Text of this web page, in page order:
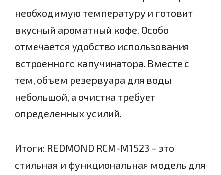
необходимую температуру и готовит
вкусный ароматный кофе. Особо
отмечается удобство использования
встроенного капучинатора. Вместе с
тем, объем резервуара для воды
небольшой, а очистка требует
определенных усилий.
Итоги: REDMOND RCM-M1523 – это
стильная и функциональная модель для